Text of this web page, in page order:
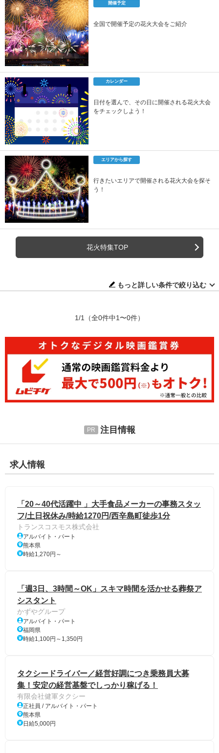
開催予定
全国で開催予定の花火大会をご紹介
カレンダー
日付を選んで、その日に開催される花火大会
をチェックしよう！
エリアから探す
行きたいエリアで開催される花火大会を探そ
う！
花火特集TOP
もっと詳しい条件で絞り込む
1/1 （全0件中1〜0件）
注目情報
求人情報
「20～40代活躍中 」大手食品メーカーの事務スタッ
フ/土日祝休み/時給1270円/西辛島町徒歩1分
トランスコスモス株式会社
アルバイト・パート
熊本県
時給1,270円～
「週3日、3時間～OK」スキマ時間を活かせる葬祭ア
シスタント
かずやグループ
アルバイト・パート
福岡県
時給1,100円～1,350円
タクシードライバー／経営好調につき乗務員大募
集！安定の経営基盤でしっかり稼げる！
有限会社健軍タクシー
正社員 / アルバイト・パート
熊本県
日給5,000円